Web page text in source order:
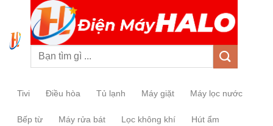
Tivi Điều hòa Tủ lạnh Máy giặt Máy lọc nước
Bếp từ Máy rửa bát Lọc không khí Hút ẩm